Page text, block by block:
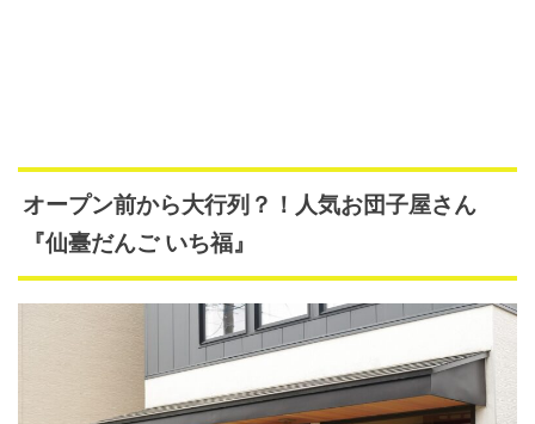
オープン前から大行列？！人気お団子屋さん
『仙臺だんご いち福』